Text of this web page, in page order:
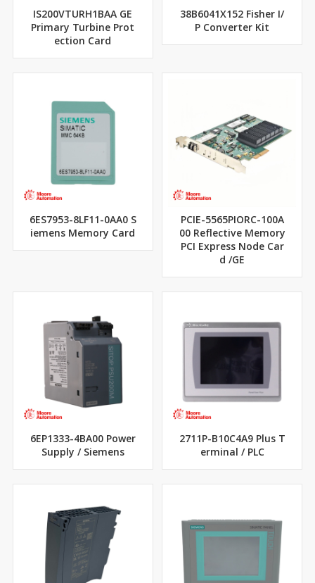
IS200VTURH1BAA GE
Primary Turbine Prot
ection Card
38B6041X152 Fisher I/
P Converter Kit
6ES7953-8LF11-0AA0 S
iemens Memory Card
PCIE-5565PIORC-100A
00 Reflective Memory
PCI Express Node Car
d /GE
6EP1333-4BA00 Power
Supply / Siemens
2711P-B10C4A9 Plus T
erminal / PLC